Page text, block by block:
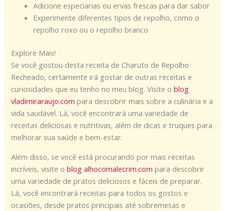
Adicione especiarias ou ervas frescas para dar sabor
Experimente diferentes tipos de repolho, como o
repolho roxo ou o repolho branco
Explore Mais!
Se você gostou desta receita de Charuto de Repolho
Recheado, certamente irá gostar de outras receitas e
curiosidades que eu tenho no meu blog. Visite oblog
vladimiraraujo.com para descobrir mais sobre a culinária e a
vida saudável. Lá, você encontrará uma variedade de
receitas deliciosas e nutritivas, além de dicas e truques para
melhorar sua saúde e bem-estar.
Além disso, se você está procurando por mais receitas
incríveis, visite oblog alhocomalecrim.com para descobrir
uma variedade de pratos deliciosos e fáceis de preparar.
Lá, você encontrará receitas para todos os gostos e
ocasiões, desde pratos principais até sobremesas e